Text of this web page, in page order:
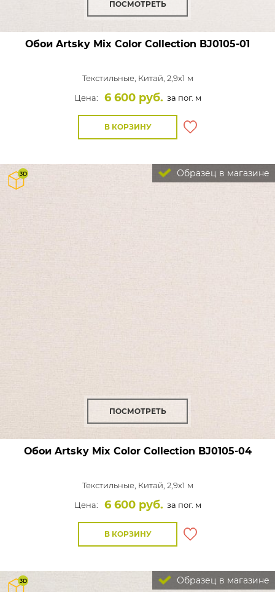
ПОСМОТРЕТЬ
Обои Artsky Mix Color Collection BJ0105-01
Текстильные, Китай, 2,9x1 м
Цена:
6 600 руб. за пог. м
В КОРЗИНУ
Образец в магазине
ПОСМОТРЕТЬ
Обои Artsky Mix Color Collection BJ0105-04
Текстильные, Китай, 2,9x1 м
Цена:
6 600 руб. за пог. м
В КОРЗИНУ
Образец в магазине